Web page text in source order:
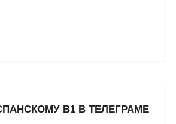
В1 В ТЕЛЕГРАМЕ